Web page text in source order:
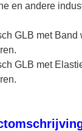
en andere
GLB met Band
GLB met